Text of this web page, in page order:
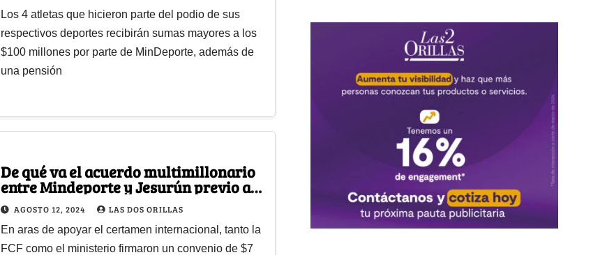
Los 4 atletas que hicieron parte del podio de sus
respectivos deportes recibirán sumas mayores a los
$100 millones por parte de MinDeporte, además de
una pensión
De qué va el acuerdo multimillonario
entre Mindeporte y Jesurún previo al
Mundial femenino sub-20
AGOSTO 12, 2024 LAS DOS ORILLAS
En aras de apoyar el certamen internacional, tanto la
FCF como el ministerio firmaron un convenio de $7